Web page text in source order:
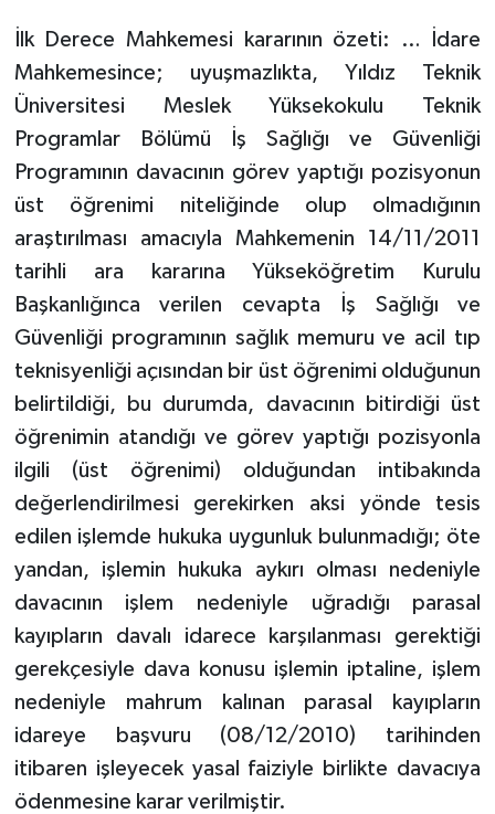
İlk Derece Mahkemesi kararının özeti: … İdare
Mahkemesince; uyuşmazlıkta, Yıldız Teknik
Üniversitesi Meslek Yüksekokulu Teknik
Programlar Bölümü İş Sağlığı ve Güvenliği
Programının davacının görev yaptığı pozisyonun
üst öğrenimi niteliğinde olup olmadığının
araştırılması amacıyla Mahkemenin 14/11/2011
tarihli ara kararına Yükseköğretim Kurulu
Başkanlığınca verilen cevapta İş Sağlığı ve
Güvenliği programının sağlık memuru ve acil tıp
teknisyenliği açısından bir üst öğrenimi olduğunun
belirtildiği, bu durumda, davacının bitirdiği üst
öğrenimin atandığı ve görev yaptığı pozisyonla
ilgili (üst öğrenimi) olduğundan intibakında
değerlendirilmesi gerekirken aksi yönde tesis
edilen işlemde hukuka uygunluk bulunmadığı; öte
yandan, işlemin hukuka aykırı olması nedeniyle
davacının işlem nedeniyle uğradığı parasal
kayıpların davalı idarece karşılanması gerektiği
gerekçesiyle dava konusu işlemin iptaline, işlem
nedeniyle mahrum kalınan parasal kayıpların
idareye başvuru (08/12/2010) tarihinden
itibaren işleyecek yasal faiziyle birlikte davacıya
ödenmesine karar verilmiştir.